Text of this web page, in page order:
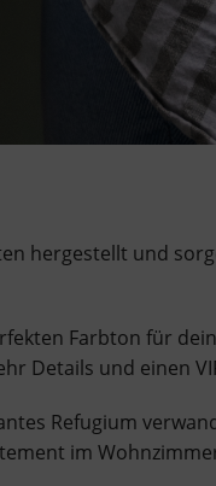
hergestellt und
Farbton für
Details und einen
Refugium
im